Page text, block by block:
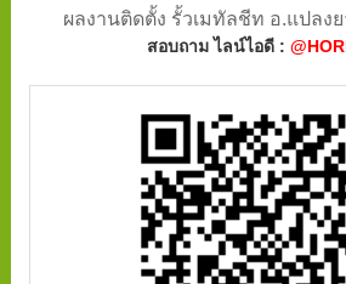
ผลงานติดตั้ง รั้วเมทัลชีท อ.แปลงย
สอบถาม ไลน์ไอดี :